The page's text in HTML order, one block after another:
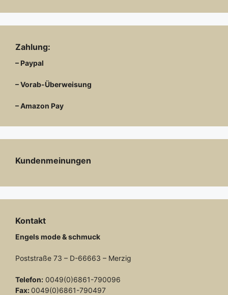
Zahlung:
– Paypal
– Vorab-Überweisung
– Amazon Pay
Kundenmeinungen
Kontakt
Engels mode & schmuck
Poststraße 73 – D-66663 – Merzig
Telefon: 0049(0)6861-790096
Fax: 0049(0)6861-790497